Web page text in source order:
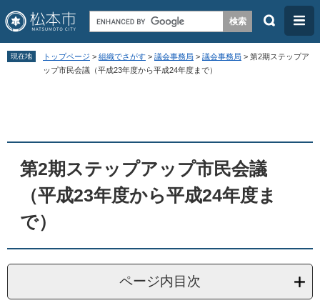
ペ
メ
文
検
メ
ニ
ュ
現在地 トップページ > 組織でさがす > 議会事務局 > 議会事務局 > 第2期ステップア
ップ市民会議（平成23年度から平成24年度まで）
第2期ステップアップ市民会議
（平成23年度から平成24年度ま
で）
ページ内目次